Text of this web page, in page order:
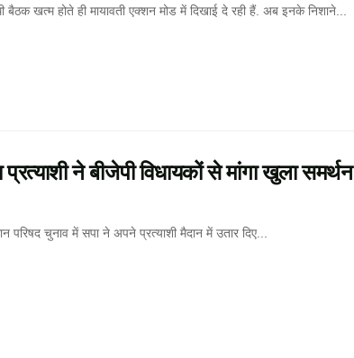
खत्म होते ही मायावती एक्शन मोड में दिखाई दे रही हैं. अब इनके निशाने...
ने बीजेपी विधायकों से मांगा खुला समर्थन
परिषद चुनाव में सपा ने अपने प्रत्याशी मैदान में उतार दिए...